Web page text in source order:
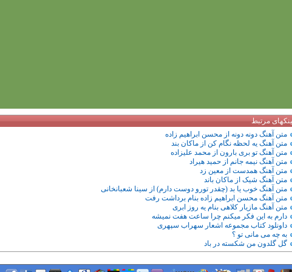
مرتبط
متن آهنگ دونه دونه از محسن ابراهیم زاده
متن آهنگ یه لحظه نگام کن از ماکان بند
متن آهنگ تو بری بارون از محمد علیزاده
متن آهنگ نیمه جانم از حمید هیراد
متن آهنگ همدست از معین زد
متن آهنگ شیک از ماکان باند
متن آهنگ خوب یا بد (چقدر تورو دوست دارم) از سینا شعبانخانی
متن آهنگ محسن ابراهیم زاده بنام برداشت رفت
متن آهنگ مازیار کلاهی بنام یه روز ابری
دارم به این فکر میکنم چرا ساعت هفت نمیشه
داونلود کتاب مجموعه اشعار سهراب سپهری
به چه می مانی تو ؟
گل گلدون من شکسته در باد